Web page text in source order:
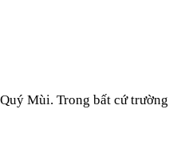
Mùi. Trong bất cứ